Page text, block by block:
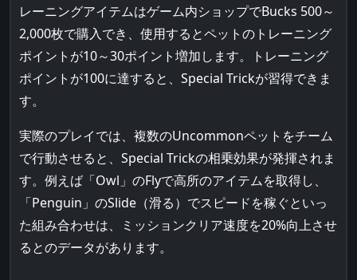
レーニングアイテムはゲーム内ショップでBucks 500～
2,000枚で購入でき、使用するとペットのトレーニング
ポイントが10～30ポイント増加します。トレーニング
ポイントが100に達すると、Special Trickが習得できま
す。
実際のプレイでは、複数のUncommonペットをチーム
で行動させると、Special Trickの相乗効果が発揮されま
す。例えば「Owl」のFlyで高所のアイテムを取得し、
「Penguin」のSlide（滑る）でスピードを稼ぐといっ
た組み合わせは、ミッションクリア速度を20%向上させ
るとのデータがあります。